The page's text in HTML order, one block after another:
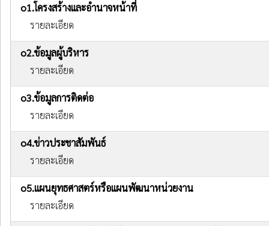
o1.โครงสร้างและอำนาจหน้าที่
รายละเอียด
o2.ข้อมูลผู้บริหาร
รายละเอียด
o3.ข้อมูลการติดต่อ
รายละเอียด
o4.ข่าวประชาสัมพันธ์
รายละเอียด
o5.แผนยุทธศาสตร์หรือแผนพัฒนาหน่วยงาน
รายละเอียด